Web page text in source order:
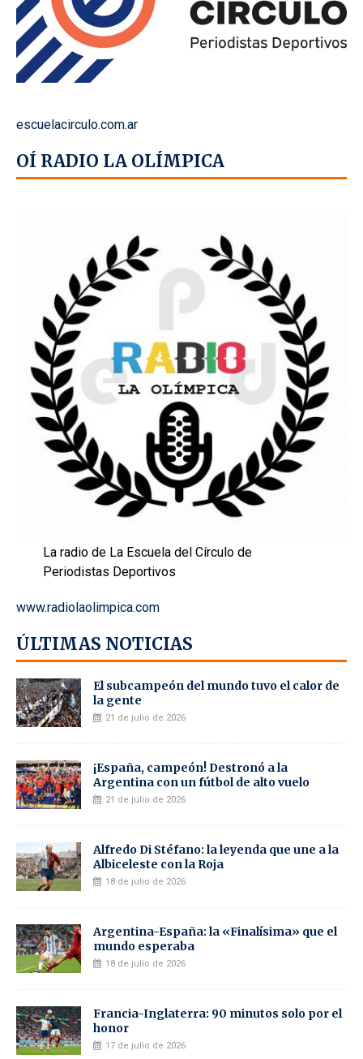
escuelacirculo.com.ar
OÍ RADIO LA OLÍMPICA
La radio de La Escuela del Círculo de
Periodistas Deportivos
www.radiolaolimpica.com
ÚLTIMAS NOTICIAS
El subcampeón del mundo tuvo el calor de
la gente
21 de julio de 2026
¡España, campeón! Destronó a la
Argentina con un fútbol de alto vuelo
21 de julio de 2026
Alfredo Di Stéfano: la leyenda que une a la
Albiceleste con la Roja
18 de julio de 2026
Argentina-España: la «Finalísima» que el
mundo esperaba
18 de julio de 2026
Francia-Inglaterra: 90 minutos solo por el
honor
17 de julio de 2026